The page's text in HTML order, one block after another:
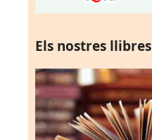
Els nostres llibres